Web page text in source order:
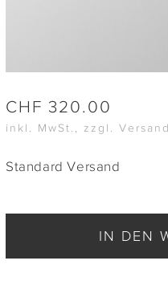
CHF 320.00
inkl. MwSt., zzgl.
Standard Versand
IN DEN